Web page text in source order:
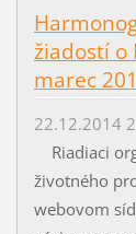
žiadostí o
marec
22.12.2014
Riadiaci
životného
webovom